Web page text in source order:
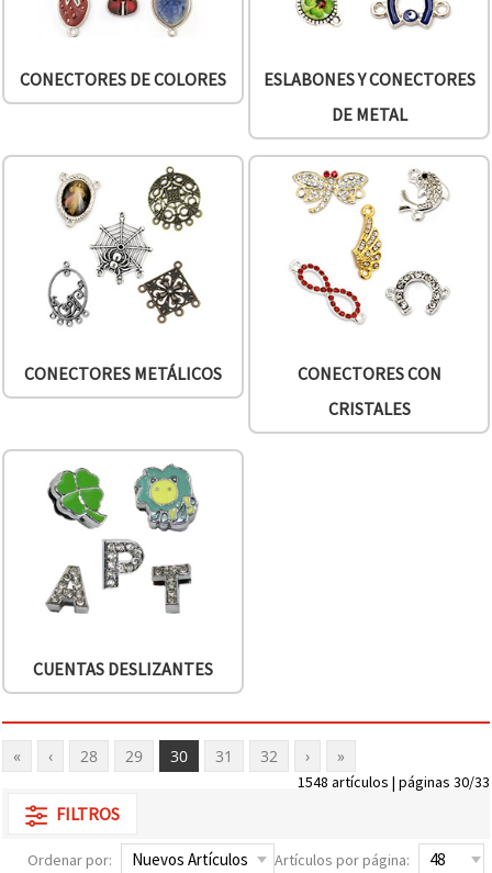
CONECTORES DE COLORES
ESLABONES Y CONECTORES
DE METAL
CONECTORES METÁLICOS
CONECTORES CON
CRISTALES
CUENTAS DESLIZANTES
« ‹ 28 29 30 31 32 › »
1548 artículos | páginas 30/33
FILTROS
Ordenar por: Artículos por página: